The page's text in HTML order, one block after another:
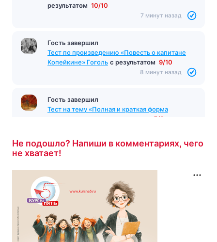
результатом 10/10
7 минут назад
Гость завершил
Тест по произведению «Повесть о капитане
Копейкине» Гоголь с результатом 9/10
8 минут назад
Гость завершил
Тест на тему «Полная и краткая форма
5/6
Не подошло? Напиши в комментариях, чего
не хватает!